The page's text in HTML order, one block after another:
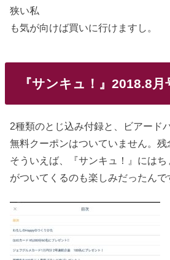
狭い私
も気が向けば買いに行けますし。
『サンキュ！』2018.8
2種類のとじ込み付録と、ビアード
無料クーポンはついていません。残
そういえば、『サンキュ！』には
がついてくるのも楽しみだったんで